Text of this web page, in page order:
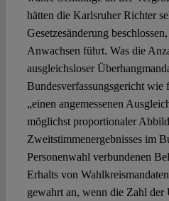
hätten die Karlsruher Richter
Gesetzesänderung
Anwachsen führt. Was die
ausgleichsloser
Bundesverfassungsgericht wie
„einen angemessenen
möglichst proportionaler
Zweitstimmenergebnisses im
Personenwahl verbundenen
Erhalts von
gewahrt an, wenn die Zahl der